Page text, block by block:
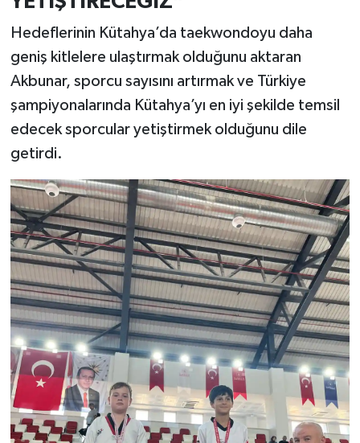
Hedeflerinin Kütahya’da taekwondoyu daha
geniş kitlelere ulaştırmak olduğunu aktaran
Akbunar, sporcu sayısını artırmak ve Türkiye
şampiyonalarında Kütahya’yı en iyi şekilde temsil
edecek sporcular yetiştirmek olduğunu dile
getirdi.